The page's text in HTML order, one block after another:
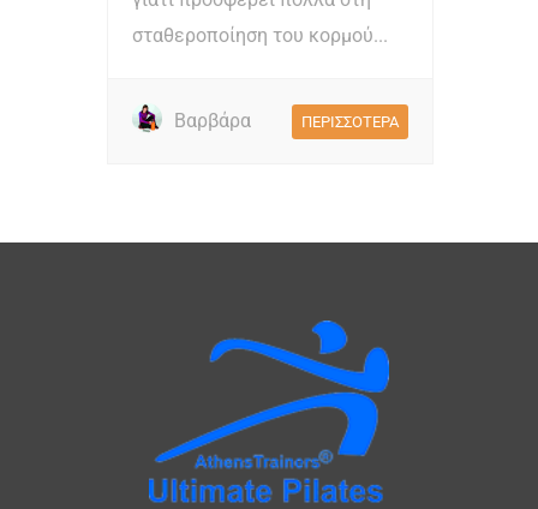
σταθεροποίηση του κορμού...
Βαρβάρα ΠΕΡΙΣΣΟΤΕΡΑ